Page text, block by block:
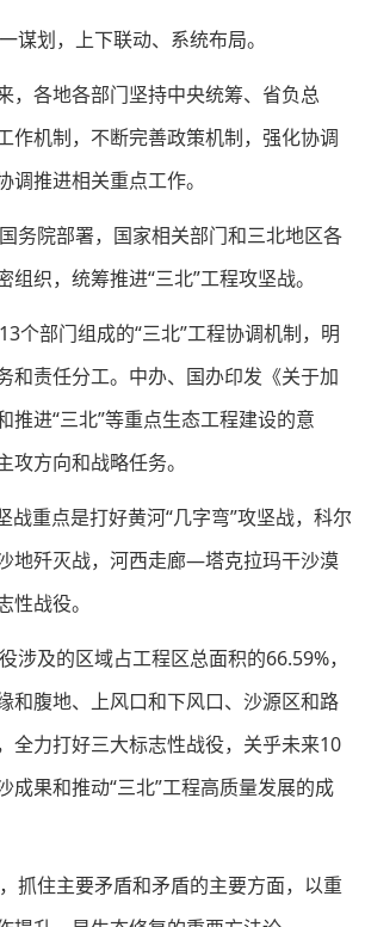
谋划，上下联动、系统布局。
，各地各部门坚持中央统筹、省负总
作机制，不断完善政策机制，强化协调
调推进相关重点工作。
务院部署，国家相关部门和三北地区各
织，统筹推进“三北”工程攻坚战。
个部门组成的“三北”工程协调机制，明
和责任分工。中办、国办印发《关于加
推进“三北”等重点生态工程建设的意
攻方向和战略任务。
战重点是打好黄河“几字弯”攻坚战，科尔
地歼灭战，河西走廊—塔克拉玛干沙漠
性战役。
涉及的区域占工程区总面积的66.59%，
和腹地、上风口和下风口、沙源区和路
全力打好三大标志性战役，关乎未来10
成果和推动“三北”工程高质量发展的成
抓住主要矛盾和矛盾的主要方面，以重